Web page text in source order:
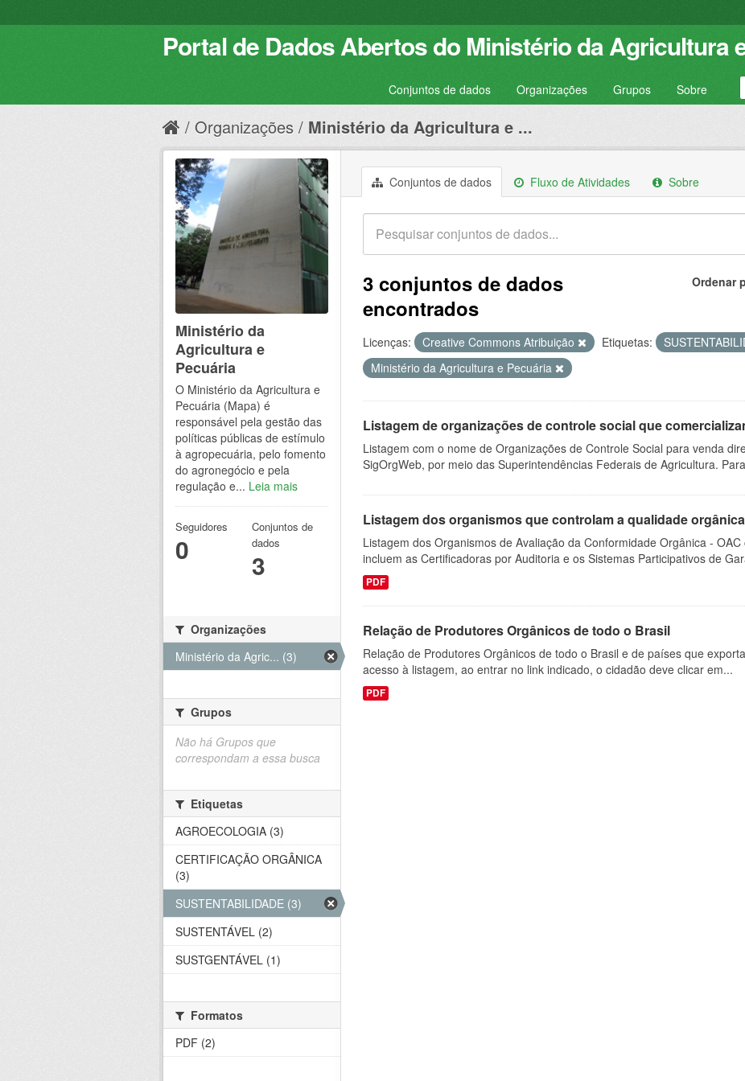
Portal de Dados Abertos do Ministério da Agricultura
Conjuntos de dados Organizações Grupos Sobre
Organizações Ministério da Agricultura e ...
Conjuntos de dados Fluxo de Atividades Sobre
Ordenar
3 conjuntos de dados
encontrados
Licenças: Creative Commons Atribuição Etiquetas:
Ministério da Agricultura e Pecuária
Listagem de organizações de controle social que
Listagem com o nome de Organizações de Controle Social para venda
SigOrgWeb, por meio das Superintendências Federais de Agricultura.
Listagem dos organismos que controlam a qualidade orgânica
Listagem dos Organismos de Avaliação da Conformidade Orgânica -
incluem as Certificadoras por Auditoria e os Sistemas Participativos de
PDF
Relação de Produtores Orgânicos de todo o Brasil
Relação de Produtores Orgânicos de todo o Brasil e de países que
acesso à listagem, ao entrar no link indicado, o cidadão deve clicar em...
PDF
Ministério da
Agricultura e
Pecuária
O Ministério da Agricultura e
Pecuária (Mapa) é
responsável pela gestão das
políticas públicas de estímulo
à agropecuária, pelo fomento
do agronegócio e pela
regulação e... Leia mais
Seguidores
0
Conjuntos de
dados
3
Organizações
Ministério da Agric... (3)
Grupos
Não há Grupos que
correspondam a essa busca
Etiquetas
AGROECOLOGIA (3)
CERTIFICAÇÃO ORGÂNICA
(3)
SUSTENTABILIDADE (3)
SUSTENTÁVEL (2)
SUSTGENTÁVEL (1)
Formatos
PDF (2)